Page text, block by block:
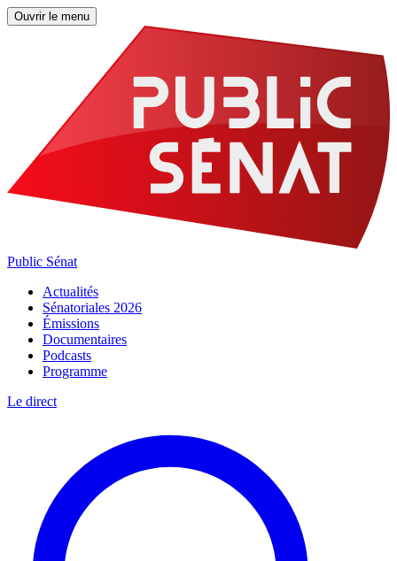
Ouvrir le menu
Public Sénat
Actualités
Sénatoriales 2026
Émissions
Documentaires
Podcasts
Programme
Le direct